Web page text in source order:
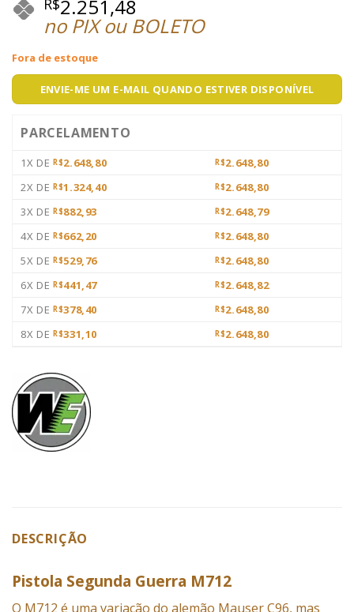
R$2.251,48
no PIX ou BOLETO
Fora de estoque
ENVIE-ME UM E-MAIL QUANDO ESTIVER DISPONÍVEL
PARCELAMENTO
1X DE R$2.648,80 R$2.648,80
2X DE R$1.324,40 R$2.648,80
3X DE R$882,93 R$2.648,79
4X DE R$662,20 R$2.648,80
5X DE R$529,76 R$2.648,80
6X DE R$441,47 R$2.648,82
7X DE R$378,40 R$2.648,80
8X DE R$331,10 R$2.648,80
DESCRIÇÃO
Pistola Segunda Guerra M712
O M712 é uma variação do alemão MauserC96, mas